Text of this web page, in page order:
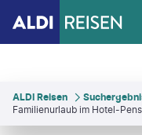
ALDI Reisen
Familienurlaub im Hotel-